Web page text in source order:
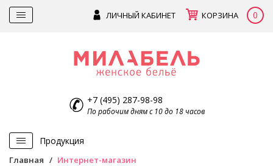
ЛИЧНЫЙ КАБИНЕТ КОРЗИНА 0
+7 (495) 287-98-98
По рабочим дням с 10 до 18 часов
Продукция
Главная Интернет-магазин